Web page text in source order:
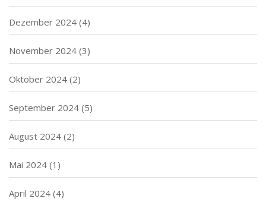
Dezember 2024 (4)
November 2024 (3)
Oktober 2024 (2)
September 2024 (5)
August 2024 (2)
Mai 2024 (1)
April 2024 (4)